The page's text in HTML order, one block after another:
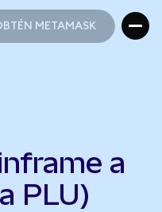
METAMASK
a
PLU)